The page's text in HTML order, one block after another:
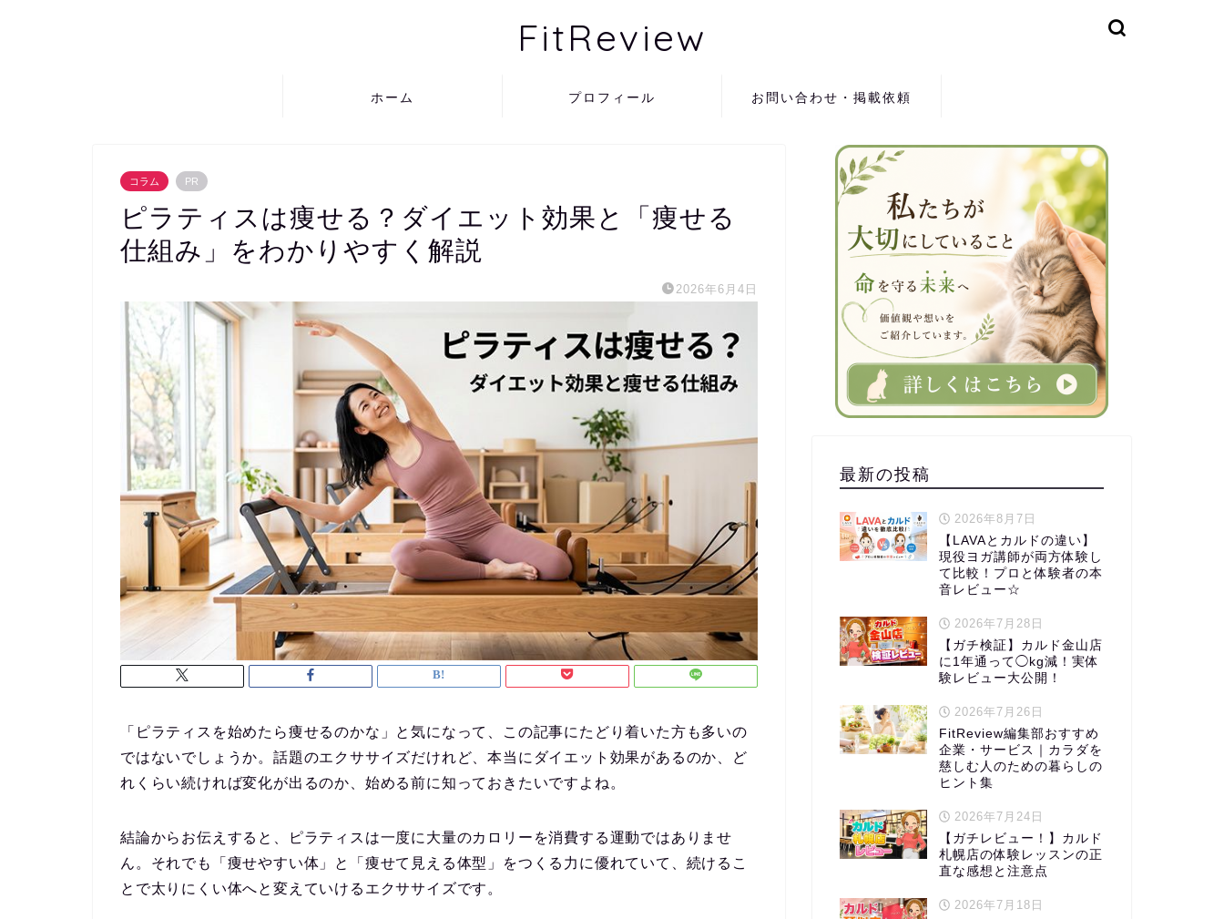
FitReview
ホーム プロフィール お問い合わせ・掲載依頼
コラム PR
ピラティスは痩せる？ダイエット効果と「痩せる
仕組み」をわかりやすく解説
2026年6月4日
「ピラティスを始めたら痩せるのかな」と気になって、この記事にたどり着いた方も多いの
ではないでしょうか。話題のエクササイズだけれど、本当にダイエット効果があるのか、ど
れくらい続ければ変化が出るのか、始める前に知っておきたいですよね。
結論からお伝えすると、ピラティスは一度に大量のカロリーを消費する運動ではありませ
ん。それでも「痩せやすい体」と「痩せて見える体型」をつくる力に優れていて、続けるこ
とで太りにくい体へと変えていけるエクササイズです。
最新の投稿
2026年8月7日
【LAVAとカルドの違い】
現役ヨガ講師が両方体験し
て比較！プロと体験者の本
音レビュー☆
2026年7月28日
【ガチ検証】カルド金山店
に1年通って◯kg減！実体
験レビュー大公開！
2026年7月26日
FitReview編集部おすすめ
企業・サービス｜カラダを
慈しむ人のための暮らしの
ヒント集
2026年7月24日
【ガチレビュー！】カルド
札幌店の体験レッスンの正
直な感想と注意点
2026年7月18日